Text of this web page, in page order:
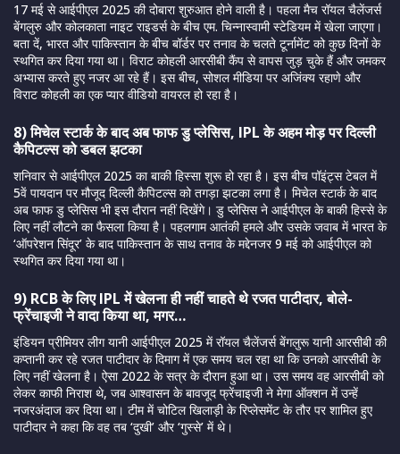
17 मई से आईपीएल 2025 की दोबारा शुरुआत होने वाली है। पहला मैच रॉयल चैलेंजर्स
बेंगलुरु और कोलकाता नाइट राइडर्स के बीच एम. चिन्नास्वामी स्टेडियम में खेला जाएगा।
बता दें, भारत और पाकिस्तान के बीच बॉर्डर पर तनाव के चलते टूर्नामेंट को कुछ दिनों के
स्थगित कर दिया गया था। विराट कोहली आरसीबी कैंप से वापस जुड़ चुके हैं और जमकर
अभ्यास करते हुए नजर आ रहे हैं। इस बीच, सोशल मीडिया पर अजिंक्य रहाणे और
विराट कोहली का एक प्यार वीडियो वायरल हो रहा है।
8) मिचेल स्टार्क के बाद अब फाफ डु प्लेसिस, IPL के अहम मोड़ पर दिल्ली
कैपिटल्स को डबल झटका
शनिवार से आईपीएल 2025 का बाकी हिस्सा शुरू हो रहा है। इस बीच पॉइंट्स टेबल में
5वें पायदान पर मौजूद दिल्ली कैपिटल्स को तगड़ा झटका लगा है। मिचेल स्टार्क के बाद
अब फाफ डु प्लेसिस भी इस दौरान नहीं दिखेंगे। डु प्लेसिस ने आईपीएल के बाकी हिस्से के
लिए नहीं लौटने का फैसला किया है। पहलगाम आतंकी हमले और उसके जवाब में भारत के
‘ऑपरेशन सिंदूर’ के बाद पाकिस्तान के साथ तनाव के मद्देनजर 9 मई को आईपीएल को
स्थगित कर दिया गया था।
9) RCB के लिए IPL में खेलना ही नहीं चाहते थे रजत पाटीदार, बोले-
फ्रेंचाइजी ने वादा किया था, मगर…
इंडियन प्रीमियर लीग यानी आईपीएल 2025 में रॉयल चैलेंजर्स बेंगलुरू यानी आरसीबी की
कप्तानी कर रहे रजत पाटीदार के दिमाग में एक समय चल रहा था कि उनको आरसीबी के
लिए नहीं खेलना है। ऐसा 2022 के सत्र के दौरान हुआ था। उस समय वह आरसीबी को
लेकर काफी निराश थे, जब आश्वासन के बावजूद फ्रेंचाइजी ने मेगा ऑक्शन में उन्हें
नजरअंदाज कर दिया था। टीम में चोटिल खिलाड़ी के रिप्लेसमेंट के तौर पर शामिल हुए
पाटीदार ने कहा कि वह तब ‘दुखी’ और ‘गुस्से’ में थे।